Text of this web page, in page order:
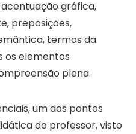
gráfica,
preposições,
termos da
os elementos
plena.
um dos pontos
do professor, visto